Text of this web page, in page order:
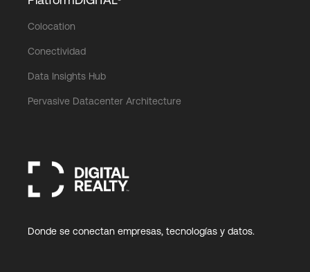
Login
Colocation
Conectividad
Data Insights Hub
Pervasive Datacenter Architecture
Donde se conectan empresas, tecnologías y datos.